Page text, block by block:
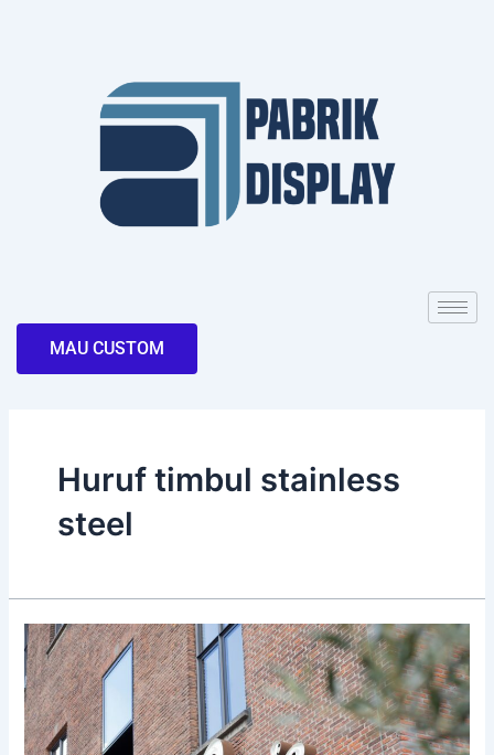
MAU CUSTOM
Huruf timbul stainless
steel
Cara
Membuat
Huruf
Timbul
Stainless